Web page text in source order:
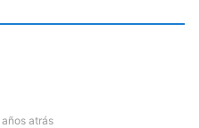
años atrás